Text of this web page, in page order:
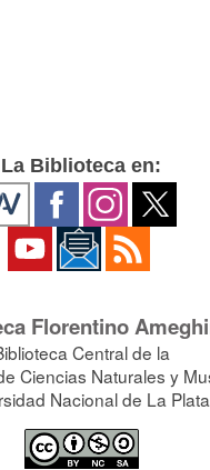
La Biblioteca en:
Florentino
Central de la
Ciencias Naturales y
Nacional de La Plata